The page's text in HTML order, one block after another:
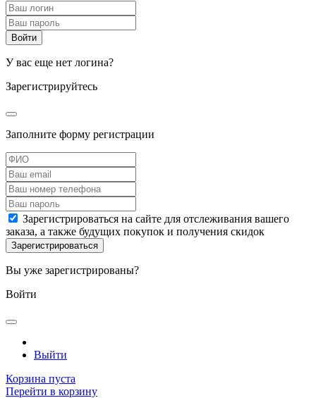
У вас еще нет логина?
Зарегистрируйтесь
Заполните форму регистрации
Зарегистрироваться на сайте для отслеживания вашего
заказа, а также будущих покупок и получения скидок
Вы уже зарегистрированы?
Войти
Выйти
Корзина пуста
Перейти в корзину